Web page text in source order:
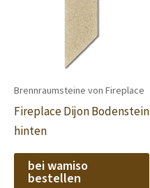
Brennraumsteine von Fireplace
Fireplace Dijon Bodenstein
hinten
bei wamiso
bestellen